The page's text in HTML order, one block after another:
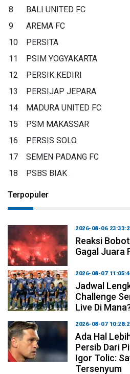
8
BALI UNITED FC
9
AREMA FC
10
PERSITA
11
PSIM YOGYAKARTA
12
PERSIK KEDIRI
13
PERSIJAP JEPARA
14
MADURA UNITED FC
15
PSM MAKASSAR
16
PERSIS SOLO
17
SEMEN PADANG FC
18
PSBS BIAK
Terpopuler
2026-08-06
Reaksi
Gagal Juara
2026-08-07
Jadwal
Challenge
Live Di
2026-08-07
Ada Hal
Persib Dari
Igor Tolic:
Tersenyum